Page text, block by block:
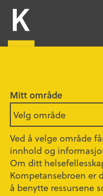
Mitt område
Velg område
Ved å velge område
innhold og
Om ditt
Kompetansebroen er
å benytte ressursene
HOVEDINNHOLD
Retten til å
01:02:00
David er født med
år kjempet for retten
fører til at å puste
igjennom et sugerør.